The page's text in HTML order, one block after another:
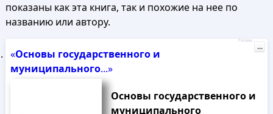
показаны как эта книга, так и похожие на нее по
названию или автору.
«Основы государственного и
муниципального...»
Основы государственного и
муниципального
Реклама
...